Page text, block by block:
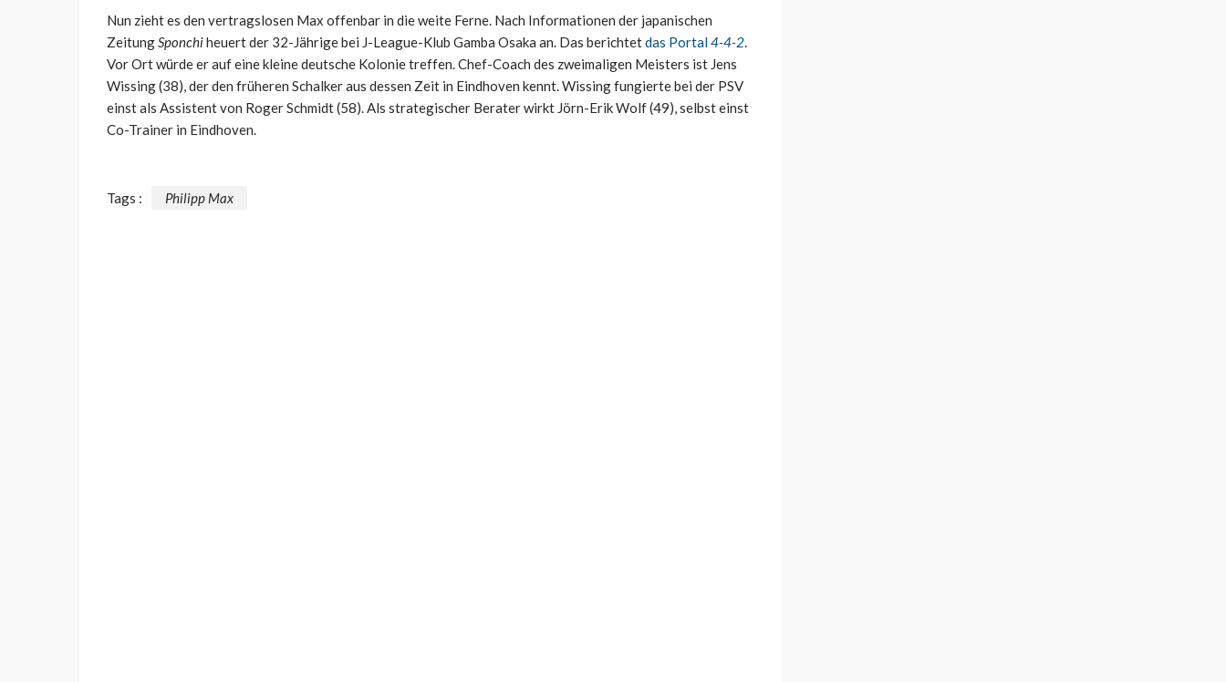
Nun zieht es den vertragslosen Max offenbar in die weite Ferne. Nach Informationen der japanischen
ZeitungSponchiheuert der 32-Jährige bei J-League-Klub Gamba Osaka an. Das berichtetdas Portal4-4-2.
Vor Ort würde er auf eine kleine deutsche Kolonie treffen. Chef-Coach des zweimaligen Meisters ist Jens
Wissing (38), der den früheren Schalker aus dessen Zeit in Eindhoven kennt. Wissing fungierte bei der PSV
einst als Assistent von Roger Schmidt (58). Als strategischer Berater wirkt Jörn-Erik Wolf (49), selbst einst
Co-Trainer in Eindhoven.
Tags : Philipp Max